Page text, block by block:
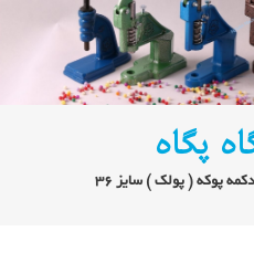
پگاه
پوکه ( پولک ) سایز ۳۶